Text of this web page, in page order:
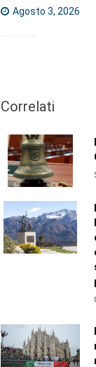
Agosto 3, 2026
Correlati